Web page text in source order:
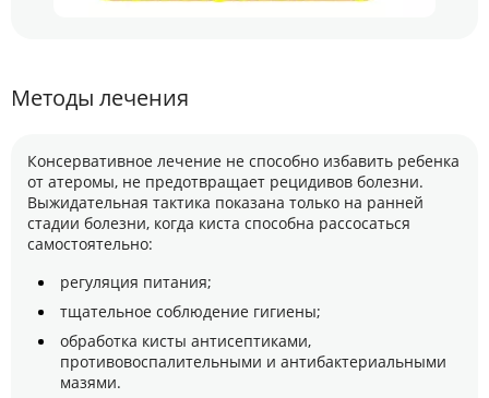
Методы лечения
Консервативное лечение не способно избавить ребенка
от атеромы, не предотвращает рецидивов болезни.
Выжидательная тактика показана только на ранней
стадии болезни, когда киста способна рассосаться
самостоятельно:
регуляция питания;
тщательное соблюдение гигиены;
обработка кисты антисептиками,
противовоспалительными и антибактериальными
мазями.